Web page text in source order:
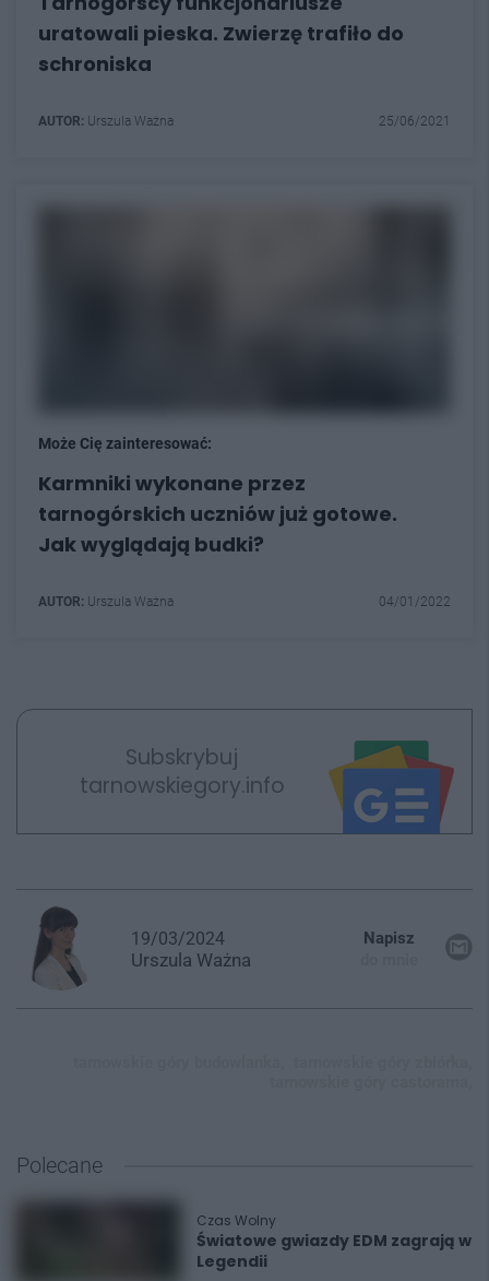
uratowali pieska. Zwierzę trafiło do
schroniska
AUTOR: Urszula Ważna 25/06/2021
Może Cię zainteresować:
Karmniki wykonane przez
tarnogórskich uczniów już gotowe.
Jak wyglądają budki?
AUTOR: Urszula Ważna 04/01/2022
Subskrybuj
tarnowskiegory.info
19/03/2024
Urszula Ważna
Napisz
Polecane
Czas Wolny
Światowe gwiazdy EDM zagrają w
Legendii